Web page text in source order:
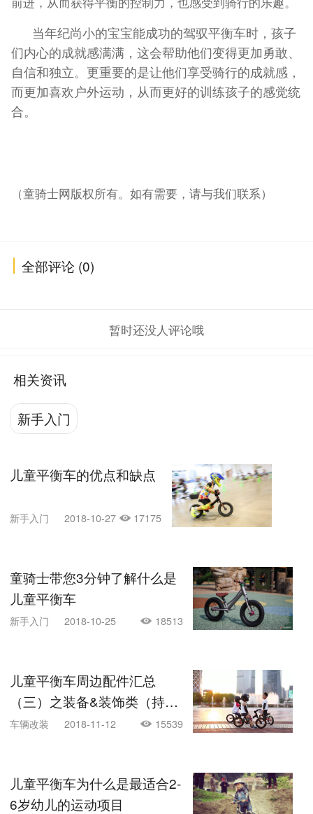
当年纪尚小的宝宝能成功的驾驭平衡车时，孩子
们内心的成就感满满，这会帮助他们变得更加勇敢、
自信和独立。更重要的是让他们享受骑行的成就感，
而更加喜欢户外运动，从而更好的训练孩子的感觉统
合。
（童骑士网版权所有。如有需要，请与我们联系）
全部评论 (0)
暂时还没人评论哦
相关资讯
新手入门
儿童平衡车的优点和缺点
新手入门 2018-10-27 17175
童骑士带您3分钟了解什么是
儿童平衡车
新手入门 2018-10-25 18513
儿童平衡车周边配件汇总
（三）之装备&装饰类（持续
更新）
车辆改装 2018-11-12 15539
儿童平衡车为什么是最适合2-
6岁幼儿的运动项目